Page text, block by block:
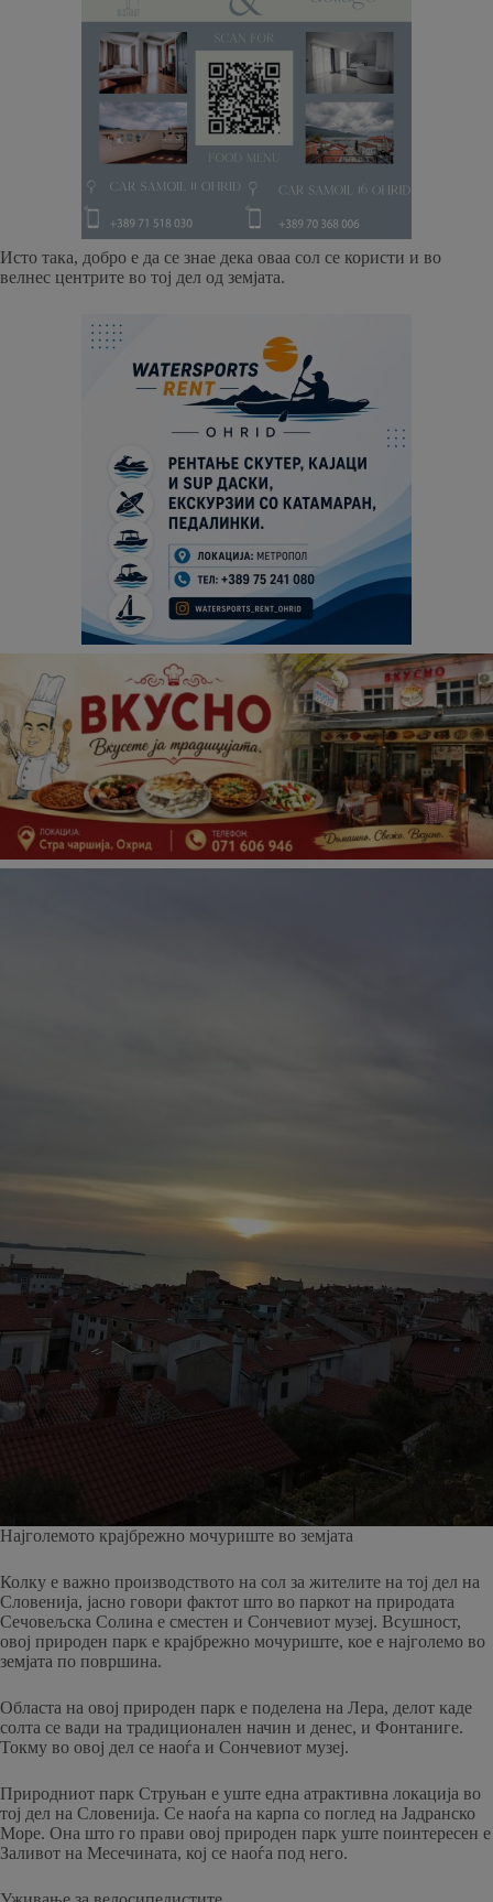
Исто така, добро е да се знае дека оваа сол се користи и во
велнес центрите во тој дел од земјата.
Најголемото крајбрежно мочуриште во земјата
Колку е важно производството на сол за жителите на тој дел на
Словенија, јасно говори фактот што во паркот на природата
Сечовељска Солина е сместен и Сончевиот музеј. Всушност,
овој природен парк е крајбрежно мочуриште, кое е најголемо во
земјата по површина.
Областа на овој природен парк е поделена на Лера, делот каде
солта се вади на традиционален начин и денес, и Фонтаниге.
Токму во овој дел се наоѓа и Сончевиот музеј.
Природниот парк Струњан е уште една атрактивна локација во
тој дел на Словенија. Се наоѓа на карпа со поглед на Јадранско
Море. Она што го прави овој природен парк уште поинтересен е
Заливот на Месечината, кој се наоѓа под него.